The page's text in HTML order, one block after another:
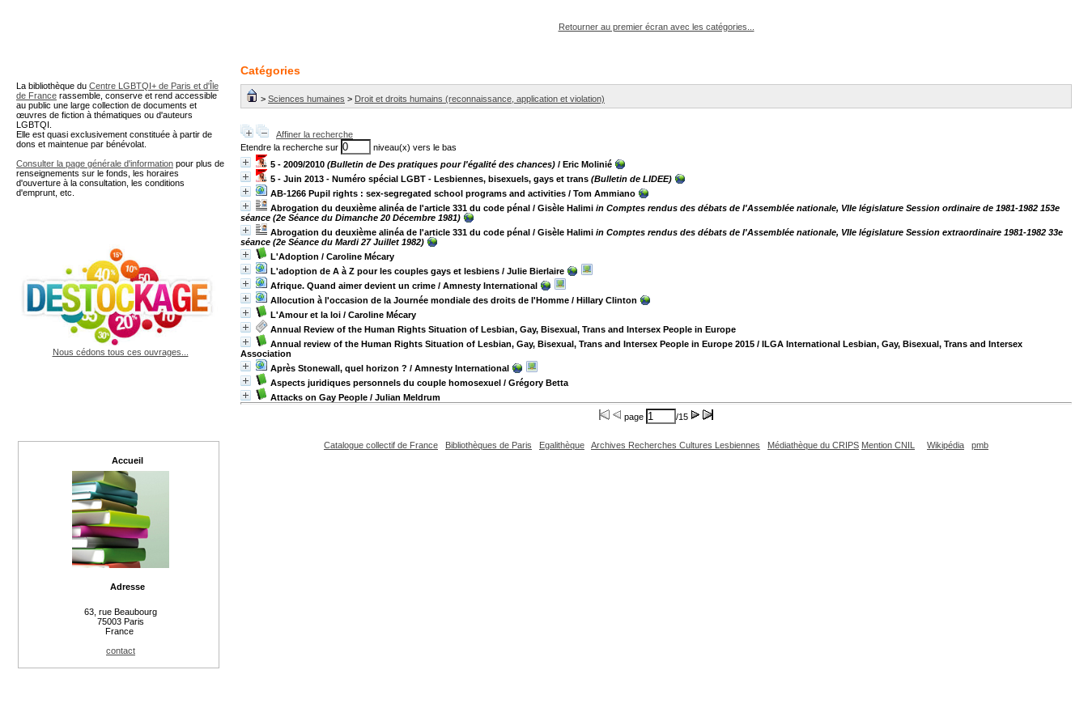
Retourner au premier écran avec les catégories...
Catégories
> Sciences humaines > Droit et droits humains (reconnaissance, application et violation)
Affiner la recherche
Etendre la recherche sur
niveau(x) vers le bas
5 - 2009/2010 (Bulletin de Des pratiques pour l'égalité des chances) / Eric Molinié
5 - Juin 2013 - Numéro spécial LGBT - Lesbiennes, bisexuels, gays et trans (Bulletin de LIDEE)
AB-1266 Pupil rights : sex-segregated school programs and activities / Tom Ammiano
Abrogation du deuxième alinéa de l'article 331 du code pénal / Gisèle Halimi in Comptes rendus des débats de l'Assemblée nationale, VIIe législature Session ordinaire de 1981-1982 153e
séance (2e Séance du Dimanche 20 Décembre 1981)
Abrogation du deuxième alinéa de l'article 331 du code pénal / Gisèle Halimi in Comptes rendus des débats de l'Assemblée nationale, VIIe législature Session extraordinaire 1981-1982 33e
séance (2e Séance du Mardi 27 Juillet 1982)
L'Adoption / Caroline Mécary
L'adoption de A à Z pour les couples gays et lesbiens / Julie Bierlaire
Afrique. Quand aimer devient un crime / Amnesty International
Allocution à l'occasion de la Journée mondiale des droits de l'Homme / Hillary Clinton
L'Amour et la loi / Caroline Mécary
Annual Review of the Human Rights Situation of Lesbian, Gay, Bisexual, Trans and Intersex People in Europe
Annual review of the Human Rights Situation of Lesbian, Gay, Bisexual, Trans and Intersex People in Europe 2015 / ILGA International Lesbian, Gay, Bisexual, Trans and Intersex
Association
Après Stonewall, quel horizon ? / Amnesty International
Aspects juridiques personnels du couple homosexuel / Grégory Betta
Attacks on Gay People / Julian Meldrum
page
/15
Catalogue collectif de France Bibliothèques de Paris Egalithèque Archives Recherches Cultures Lesbiennes Médiathèque du CRIPS Mention CNIL Wikipédia pmb
La bibliothèque du Centre LGBTQI+ de Paris et d'Île
de France rassemble, conserve et rend accessible
au public une large collection de documents et
œuvres de fiction à thématiques ou d'auteurs
LGBTQI.
Elle est quasi exclusivement constituée à partir de
dons et maintenue par bénévolat.
Consulter la page générale d'information pour plus de
renseignements sur le fonds, les horaires
d'ouverture à la consultation, les conditions
d'emprunt, etc.
Nous cédons tous ces ouvrages...
Accueil
Adresse
63, rue Beaubourg
75003 Paris
France
contact